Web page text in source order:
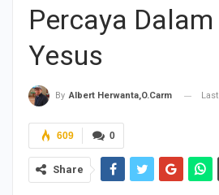
Percaya
Yesus
By Albert Herwanta,O.Carm
0
609
Share